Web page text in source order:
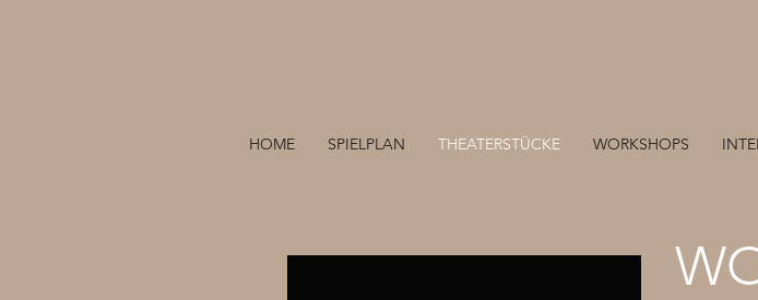
HOME SPIELPLAN THEATERSTÜCKE WORKSHOPS